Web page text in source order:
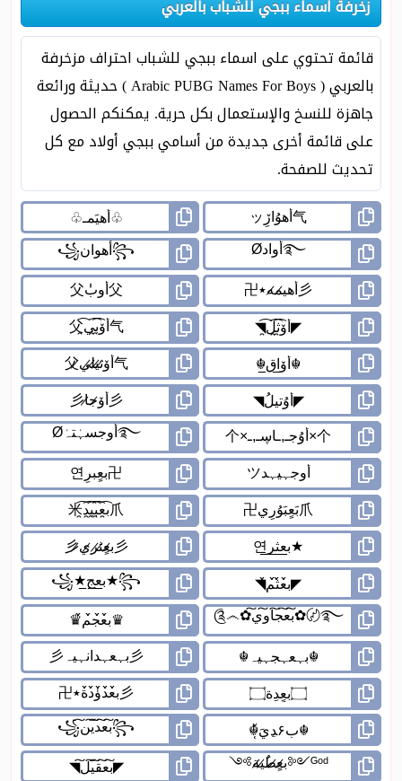
زخرفة اسماء ببجي للشباب بالعربي
قائمة تحتوي على اسماء ببجي للشباب احتراف مزخرفة
بالعربي ( Arabic PUBG Names For Boys ) حديثة ورائعة
جاهزة للنسخ والإستعمال بكل حرية. يمكنكم الحصول
على قائمة أخرى جديدة من أسامي ببجي أولاد مع كل
تحديث للصفحة.